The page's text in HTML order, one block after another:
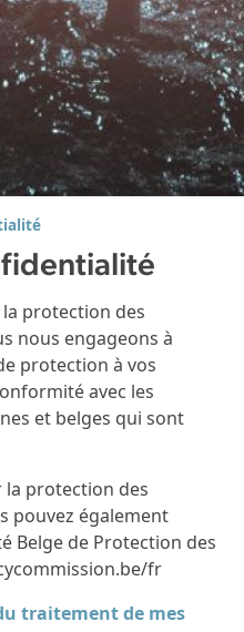
protection des
nous engageons à
protection à vos
avec les
et belges qui sont
protection des
pouvez également
Belge de Protection des
fr
traitement de mes